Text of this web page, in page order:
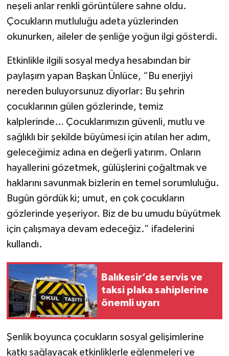
neşeli anlar renkli görüntülere sahne oldu.
Çocukların mutluluğu adeta yüzlerinden
okunurken, aileler de şenliğe yoğun ilgi gösterdi.
Etkinlikle ilgili sosyal medya hesabından bir
paylaşım yapan Başkan Ünlüce, “Bu enerjiyi
nereden buluyorsunuz diyorlar: Bu şehrin
çocuklarının gülen gözlerinde, temiz
kalplerinde… Çocuklarımızın güvenli, mutlu ve
sağlıklı bir şekilde büyümesi için atılan her adım,
geleceğimiz adına en değerli yatırım. Onların
hayallerini gözetmek, gülüşlerini çoğaltmak ve
haklarını savunmak bizlerin en temel sorumluluğu.
Bugün gördük ki; umut, en çok çocukların
gözlerinde yeşeriyor. Biz de bu umudu büyütmek
için çalışmaya devam edeceğiz.” ifadelerini
kullandı.
Balıkesir’de servis ve
taksi plaka sahiplerine
önemli uyarı
Şenlik boyunca çocukların sosyal gelişimlerine
katkı sağlayacak etkinliklerle eğlenmeleri ve